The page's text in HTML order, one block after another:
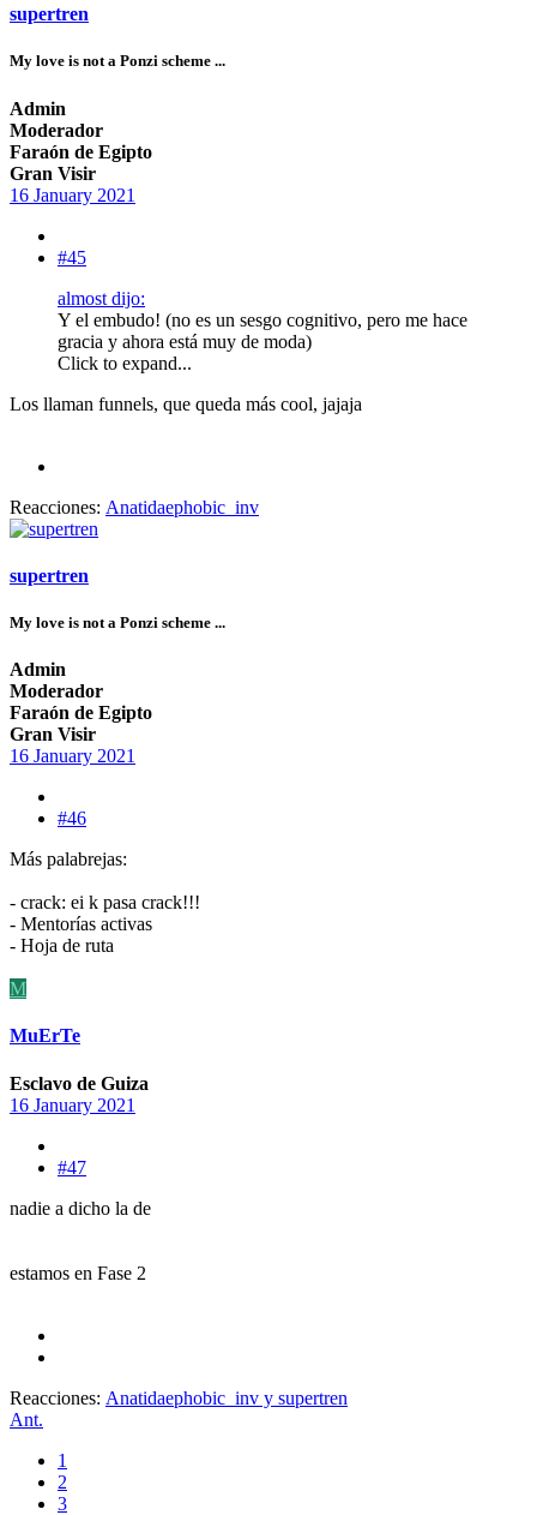
supertren
My love is not a Ponzi scheme ...
Admin
Moderador
Faraón de Egipto
Gran Visir
16 January 2021
#45
almost dijo:
Y el embudo! (no es un sesgo cognitivo, pero me hace
gracia y ahora está muy de moda)
Click to expand...
Los llaman funnels, que queda más cool, jajaja
Reacciones: Anatidaephobic_inv
supertren
My love is not a Ponzi scheme ...
Admin
Moderador
Faraón de Egipto
Gran Visir
16 January 2021
#46
Más palabrejas:
- crack: ei k pasa crack!!!
- Mentorías activas
- Hoja de ruta
M
MuErTe
Esclavo de Guiza
16 January 2021
#47
nadie a dicho la de
estamos en Fase 2
Reacciones: Anatidaephobic_inv y supertren
Ant.
1
2
3